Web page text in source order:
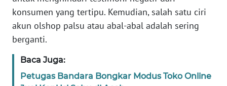
konsumen yang tertipu. Kemudian, salah satu ciri
akun olshop palsu atau abal-abal adalah sering
berganti.
Baca Juga:
Petugas Bandara Bongkar Modus Toko Online
DISCLAIMER
Wahana
News
Regional